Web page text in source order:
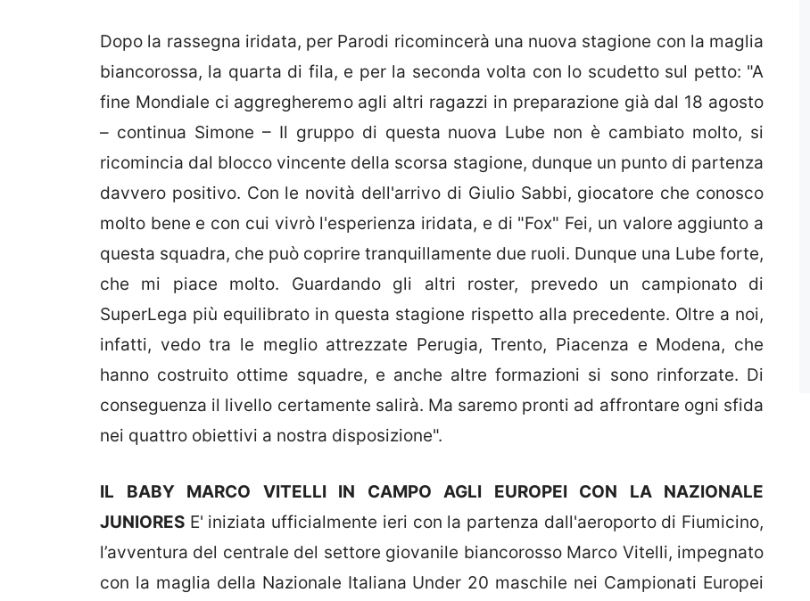
Dopo la rassegna iridata, per Parodi ricomincerà una nuova stagione con la maglia
biancorossa, la quarta di fila, e per la seconda volta con lo scudetto sul petto: "A
fine Mondiale ci aggregheremo agli altri ragazzi in preparazione già dal 18 agosto
– continua Simone – Il gruppo di questa nuova Lube non è cambiato molto, si
ricomincia dal blocco vincente della scorsa stagione, dunque un punto di partenza
davvero positivo. Con le novità dell'arrivo di Giulio Sabbi, giocatore che conosco
molto bene e con cui vivrò l'esperienza iridata, e di "Fox" Fei, un valore aggiunto a
questa squadra, che può coprire tranquillamente due ruoli. Dunque una Lube forte,
che mi piace molto. Guardando gli altri roster, prevedo un campionato di
SuperLega più equilibrato in questa stagione rispetto alla precedente. Oltre a noi,
infatti, vedo tra le meglio attrezzate Perugia, Trento, Piacenza e Modena, che
hanno costruito ottime squadre, e anche altre formazioni si sono rinforzate. Di
conseguenza il livello certamente salirà. Ma saremo pronti ad affrontare ogni sfida
nei quattro obiettivi a nostra disposizione".
IL BABY MARCO VITELLI IN CAMPO AGLI EUROPEI CON LA NAZIONALE
JUNIORES E' iniziata ufficialmente ieri con la partenza dall'aeroporto di Fiumicino,
l’avventura del centrale del settore giovanile biancorosso Marco Vitelli, impegnato
con la maglia della Nazionale Italiana Under 20 maschile nei Campionati Europei